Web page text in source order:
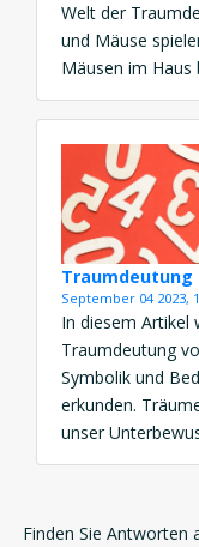
Welt der
und Mäuse
Mäusen im Haus
Traum – die
du denkst.
große […]
Traumdeutung
September 04 2023,
In diesem Artikel
Traumdeutung
Symbolik und
erkunden.
unser
Bildern und
Finden Sie Antworten